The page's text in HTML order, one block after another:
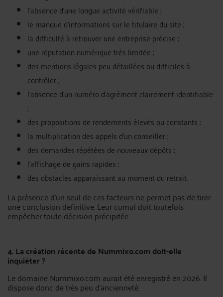
l’absence d’une longue activité vérifiable ;
le manque d’informations sur le titulaire du site ;
la difficulté à retrouver une entreprise précise ;
une réputation numérique très limitée ;
des mentions légales peu détaillées ou difficiles à
contrôler ;
l’absence d’un numéro d’agrément clairement identifiable
;
des propositions de rendements élevés ou constants ;
la multiplication des appels d’un conseiller ;
des demandes répétées de nouveaux dépôts ;
l’affichage de gains rapides ;
des obstacles apparaissant au moment du retrait.
La présence d’un seul de ces facteurs ne permet pas de tirer
une conclusion définitive. Leur cumul doit toutefois
empêcher toute décision précipitée.
4. La création récente de Nummixo.com doit-elle
inquiéter ?
Le domaine Nummixo.com aurait été enregistré en 2026. Il
dispose donc de très peu d’ancienneté.